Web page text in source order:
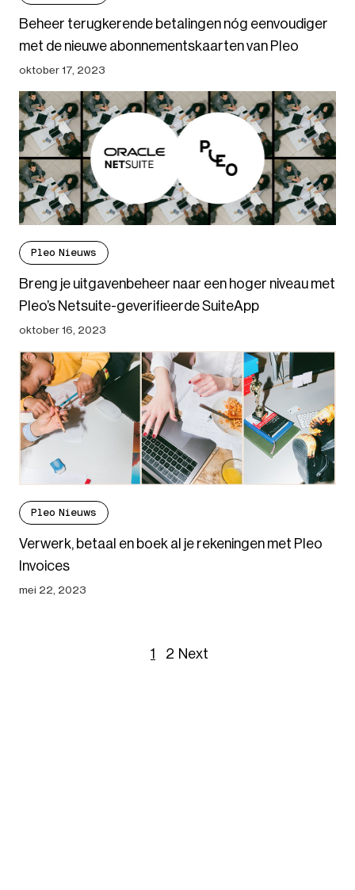
Beheer terugkerende betalingen nóg eenvoudiger
met de nieuwe abonnementskaarten van Pleo
oktober 17, 2023
Pleo Nieuws
Breng je uitgavenbeheer naar een hoger niveau met
Pleo’s Netsuite-geverifieerde SuiteApp
oktober 16, 2023
Pleo Nieuws
Verwerk, betaal en boek al je rekeningen met Pleo
Invoices
mei 22, 2023
1 2 Next